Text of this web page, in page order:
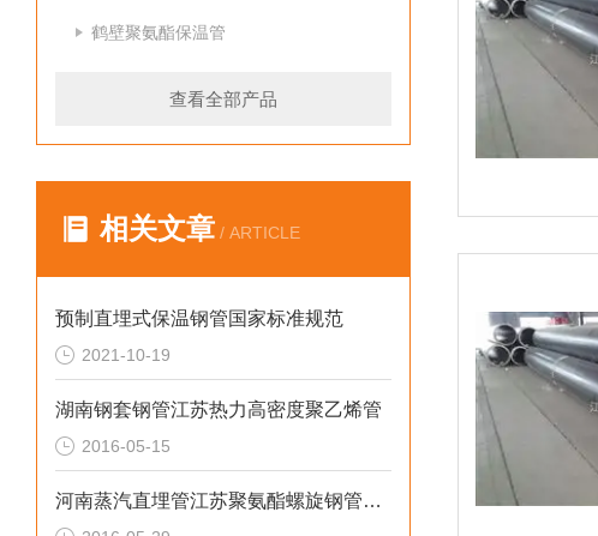
鹤壁聚氨酯保温管
查看全部产品
相关文章 / ARTICLE
预制直埋式保温钢管国家标准规范
2021-10-19
湖南钢套钢管江苏热力高密度聚乙烯管
2016-05-15
河南蒸汽直埋管江苏聚氨酯螺旋钢管保温道